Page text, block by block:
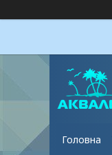
Головна